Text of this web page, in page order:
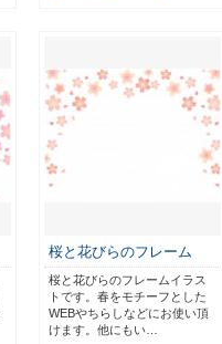
桜と花びらのフレーム
桜と花びらのフレームイラス
トです。春をモチーフとした
WEBやちらしなどにお使い頂
けます。他にもい…